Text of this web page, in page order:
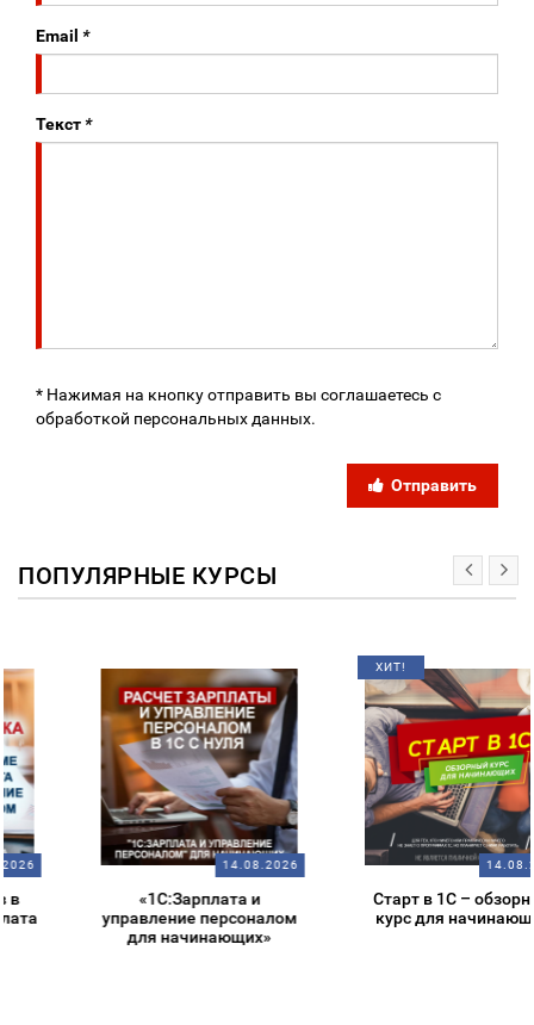
Email *
Текст*
* Нажимая на кнопку отправить вы соглашаетесь с
обработкой персональных данных.
Отправить
ПОПУЛЯРНЫЕ КУРСЫ
14.08.2026
«1С:Зарплата и
управление персоналом
для начинающих»
14.08.2026
Старт в 1С – обзорный
курс для начинающих